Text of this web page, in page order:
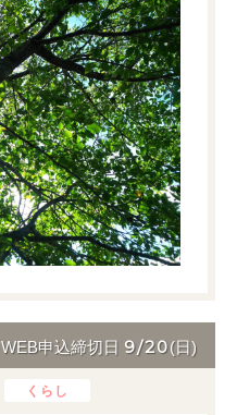
WEB申込締切日 9/20(日)
くらし